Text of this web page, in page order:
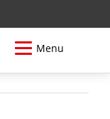
Menu